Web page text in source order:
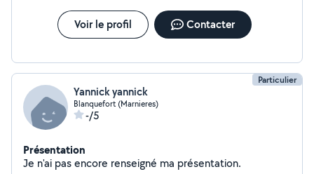
Cordialement
Voir le profil Contacter
Particulier
Yannick yannick
Blanquefort (Marnieres)
-/5
Présentation
Je n'ai pas encore renseigné ma présentation.